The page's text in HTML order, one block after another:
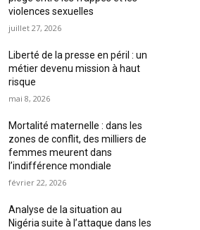
violences sexuelles
juillet 27, 2026
Liberté de la presse en péril : un
métier devenu mission à haut
risque
mai 8, 2026
Mortalité maternelle : dans les
zones de conflit, des milliers de
femmes meurent dans
l’indifférence mondiale
février 22, 2026
Analyse de la situation au
Nigéria suite à l’attaque dans les